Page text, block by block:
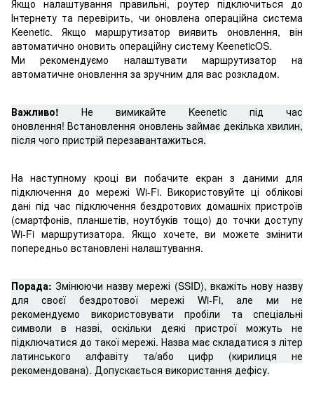
Якщо налаштування правильні, роутер підключиться до
Інтернету та перевірить, чи оновлена операційна система
Keenetic. Якщо маршрутизатор виявить оновлення, він
автоматично оновить операційну систему KeeneticOS.
Ми рекомендуємо налаштувати маршрутизатор на
автоматичне оновлення за зручним для вас розкладом.
Важливо! Не вимикайте Keenetic під час
оновлення! Встановлення оновлень займає декілька хвилин,
після чого пристрій перезавантажиться.
На наступному кроці ви побачите екран з даними для
підключення до мережі Wi-Fi. Використовуйте ці облікові
дані під час підключення бездротових домашніх пристроїв
(смартфонів, планшетів, ноутбуків тощо) до точки доступу
Wi-Fi маршрутизатора. Якщо хочете, ви можете змінити
попередньо встановлені налаштування.
Порада: Змінюючи назву мережі (SSID), вкажіть нову назву
для своєї бездротової мережі Wi-Fi, але ми не
рекомендуємо використовувати пробіли та спеціальні
символи в назві, оскільки деякі пристрої можуть не
підключатися до такої мережі. Назва має складатися з літер
латинського алфавіту та/або цифр (кирилиця не
рекомендована). Допускається використання дефісу.